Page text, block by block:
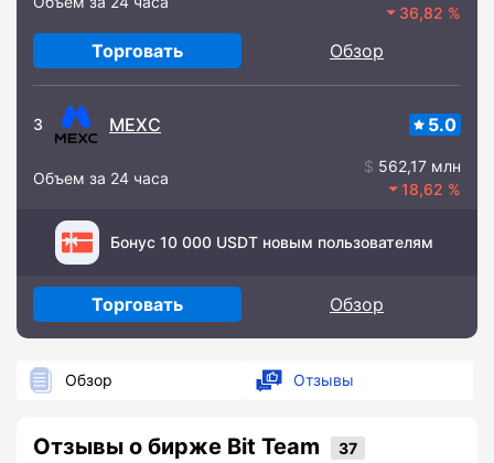
36,82
Торговать Обзор
3 MEXC 5.0
Объем за 24 часа
562,17 млн
18,62
Бонус 10 000 USDT новым пользователям
Торговать Обзор
Обзор Отзывы
Отзывы о бирже Bit Team